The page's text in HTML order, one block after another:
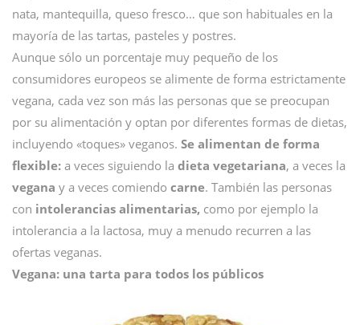
nata, mantequilla, queso fresco… que son habituales en la
mayoría de las tartas, pasteles y postres.
Aunque sólo un porcentaje muy pequeño de los
consumidores europeos se alimente de forma estrictamente
vegana, cada vez son más las personas que se preocupan
por su alimentación y optan por diferentes formas de dietas,
incluyendo «toques» veganos. Se alimentan de forma
flexible: a veces siguiendo la dieta vegetariana, a veces la
vegana y a veces comiendo carne. También las personas
con intolerancias alimentarias, como por ejemplo la
intolerancia a la lactosa, muy a menudo recurren a las
ofertas veganas.
Vegana: una tarta para todos los públicos